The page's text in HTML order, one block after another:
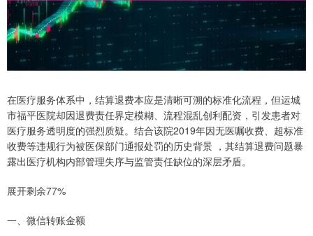
在医疗服务体系中，结算退费本应是清晰可溯的标准化流程，但运城
市福平医院却因退费责任界定模糊、流程混乱创利配资，引发患者对
医疗服务透明度的强烈质疑。结合该院2019年因无医嘱收费、超标准
收费等违规行为被医保部门通报处罚的历史背景 ，其结算退费问题暴
露出医疗机构内部管理失序与监管责任缺位的深层矛盾。
展开剩余77%
一、微信转账金额